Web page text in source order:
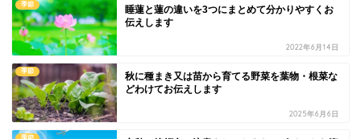
季節
睡蓮と蓮の違いを3つにまとめて分かりやすくお
伝えします
2022年6月14日
季節
秋に種まき又は苗から育てる野菜を葉物・根菜な
どわけてお伝えします
2025年6月6日